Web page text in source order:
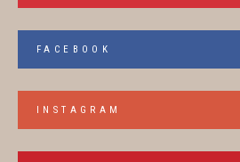
FACEBOOK
INSTAGRAM